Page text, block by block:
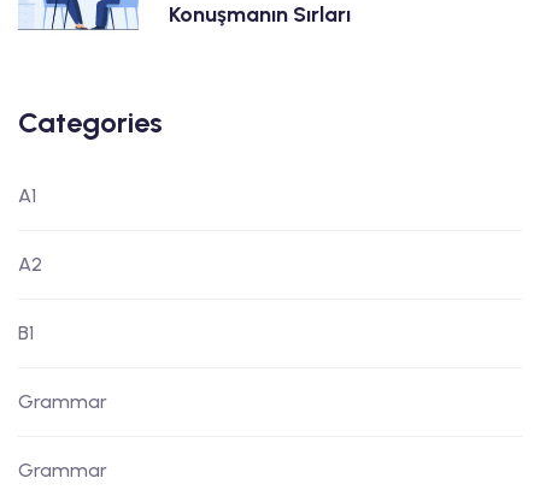
Konuşmanın Sırları
Categories
A1
A2
B1
Grammar
Grammar